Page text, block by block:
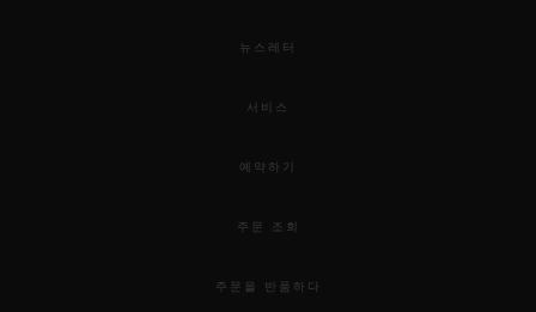
뉴스레터
서비스
예약하기
주문 조회
주문을 반품하다